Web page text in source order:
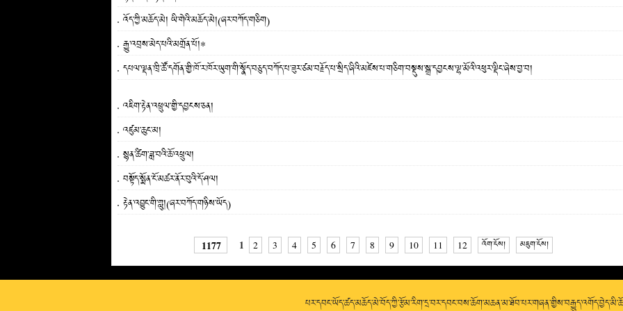
འོད་ཀྱི་མཆོད་མེ། ཡི་གེའི་མཆོད་མེ།(ཞར་བཀོད་གཅིག)
རྒྱུ་འབྲས་མེད་པའི་མགྲོན་པོ།*
དཔལ་ལྡན་ཁྲི་ཚོ་དགོན་གྱི་ཁོ་ར་ཁོར་ཡུག་གི་སྣོད་བཅུད་བཀོད་པ་ཟུར་ཙམ་བརྗོད་པ་སྲིད་ཞིའི་མཛེས་པ་གཅིག་བསྡུས་སྒྲ་དབྱངས་ལྷ་མོའི་འཕུར་ལྡིང་ཞེས་བྱ་བ།
འཇིག་རྟེན་འཕྲུལ་གྱི་དབྱངས་ཅན།
འཛུམ་ཆུང་མ།
སྙན་ཚིག་ཟླ་བའི་ཆོ་འཕྲུལ།
བསྟོད་སྨོན་ངོ་མཚར་ནོར་བུའི་དོ་ཤལ།
རྟེན་འབྱུང་གི་གླུ།(ཞར་བཀོད་གཉིས་ཡོད)
1177 1 2 3 4 5 6 7 8 9 10 11 12 འོག་ངོས། མཇུག་ངོས།